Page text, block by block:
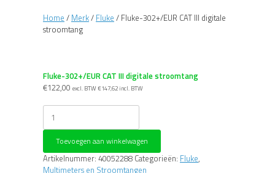
Home / Merk/ Fluke / Fluke-302+/EUR CAT III digitale
stroomtang
Fluke-302+/EUR CAT III digitale stroomtang
€122,00 excl. BTW €147,62 incl. BTW
Fluke-
302+/EUR
CAT
digitale
stroomtang
Toevoegen aan winkelwagen
Artikelnummer: 40052288 Categorieën: Fluke,
Multimeters en Stroomtangen